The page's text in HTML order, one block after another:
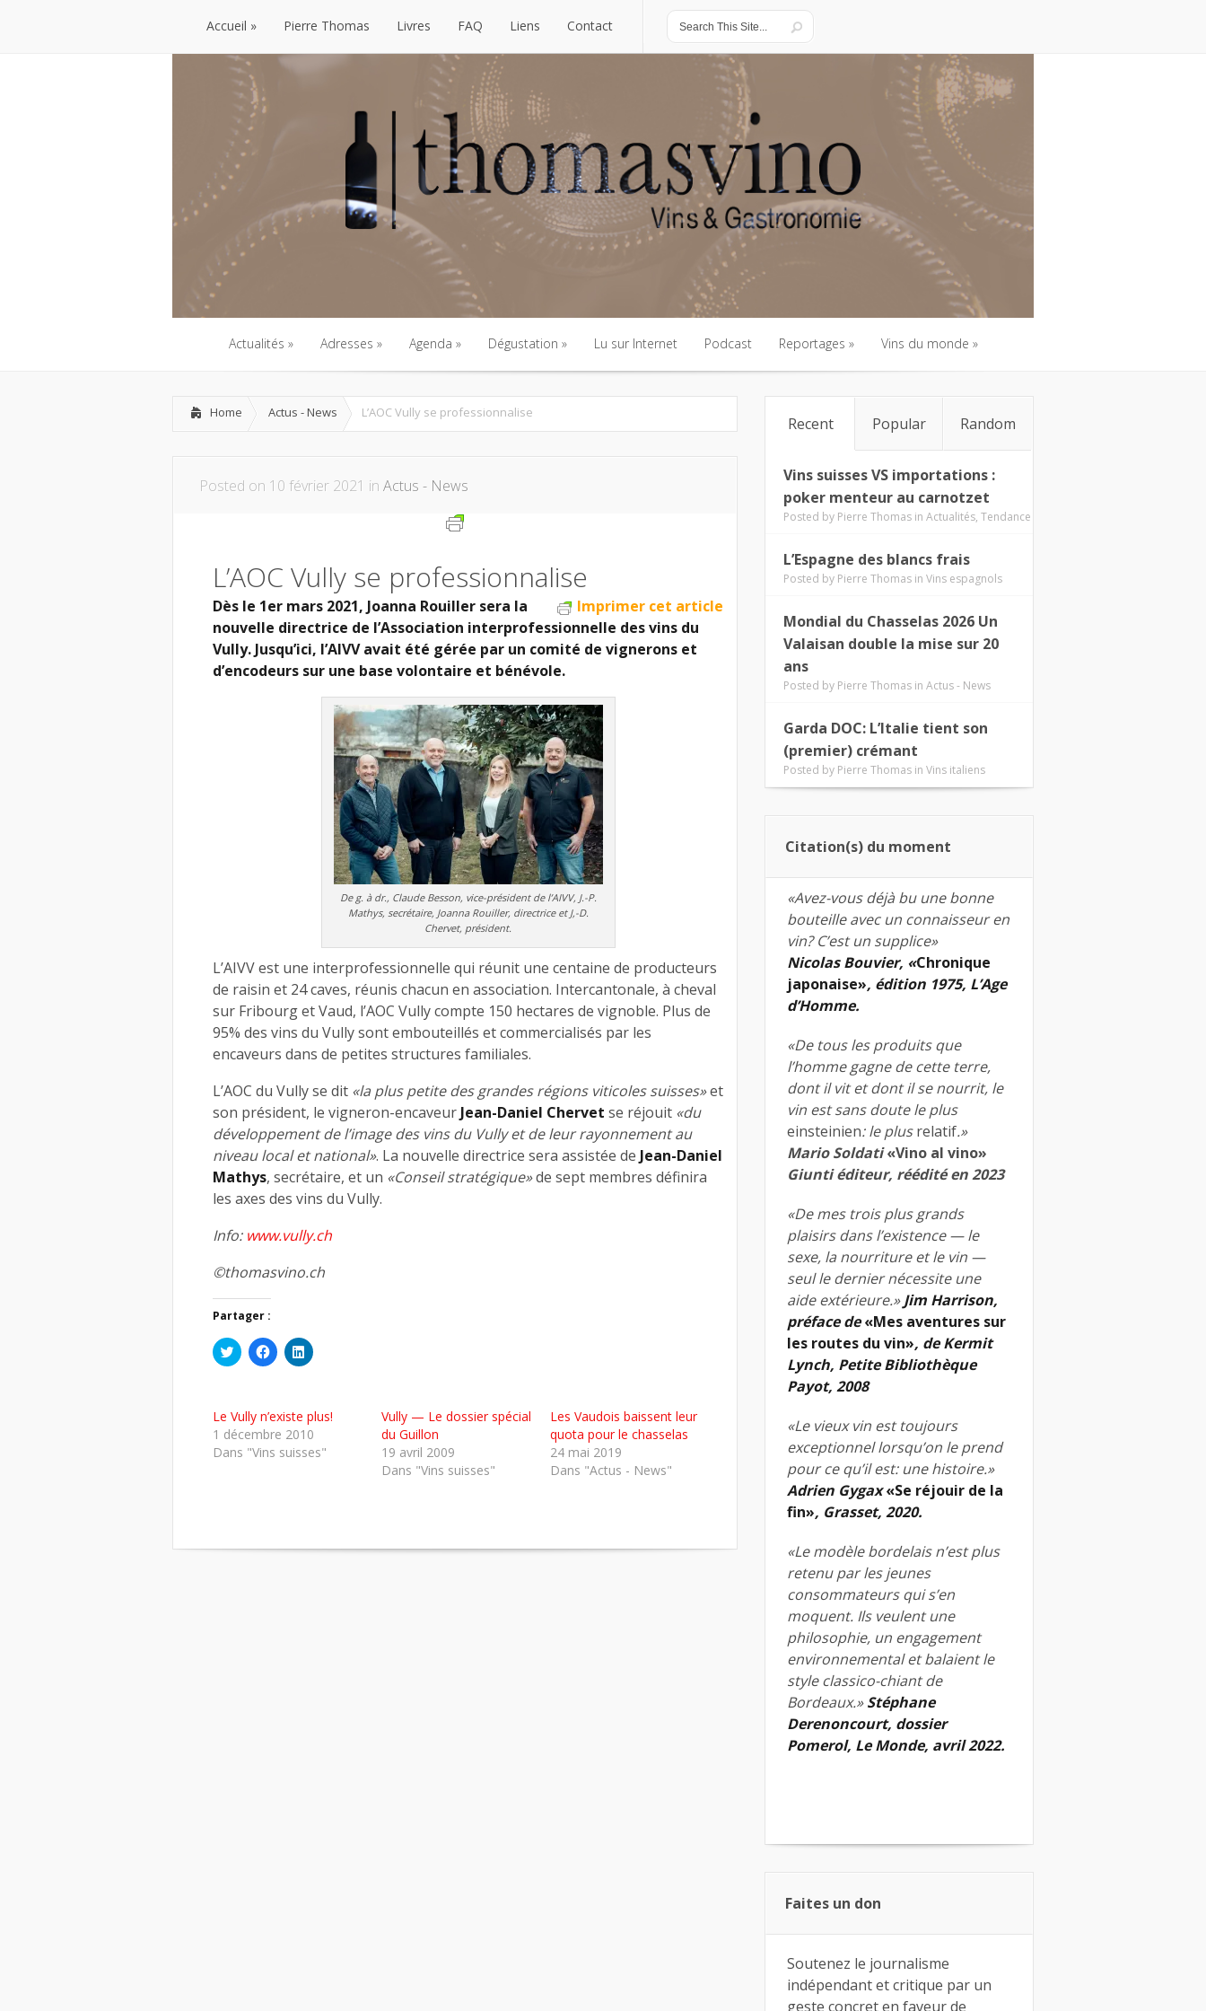
Accueil
Accueil
Pierre Thomas Livres FAQ Liens Contact
Actualités
Actualités
Adresses
Adresses
Agenda
Agenda
Dégustation
Dégustation
Lu sur Internet
Lu sur Internet
Podcast
Podcast
Reportages
Reportages
Vins du monde
Vins du monde
Home Actus - News L’AOC Vully se professionnalise
Posted on 10 février 2021 in Actus - News
L’AOC Vully se professionnalise
Imprimer cet article
Dès le 1er mars 2021, Joanna Rouiller sera la
nouvelle directrice de l’Association interprofessionnelle des vins du
Vully. Jusqu’ici, l’AIVV avait été gérée par un comité de vignerons et
d’encodeurs sur une base volontaire et bénévole.
De g. à dr., Claude Besson, vice-président de l’AIVV, J.-P.
Mathys, secrétaire, Joanna Rouiller, directrice et J,-D.
Chervet, président.
L’AIVV est une interprofessionnelle qui réunit une centaine de producteurs
de raisin et 24 caves, réunis chacun en association. Intercantonale, à cheval
sur Fribourg et Vaud, l’AOC Vully compte 150 hectares de vignoble. Plus de
95% des vins du Vully sont embouteillés et commercialisés par les
encaveurs dans de petites structures familiales.
L’AOC du Vully se dit «la plus petite des grandes régions viticoles suisses»et
son président, le vigneron-encaveur Jean-Daniel Chervet se réjouit «du
développement de l’image des vins du Vully et de leur rayonnement au
niveau local et national». La nouvelle directrice sera assistée de Jean-Daniel
Mathys, secrétaire, et un «Conseil stratégique»de sept membres définira
les axes des vins du Vully.
Info: www.vully.ch
©thomasvino.ch
Partager :
Cliquez
pour
dans
une
nouvelle
fenêtre)
Cliquez
pour
une
nouvelle
fenêtre)
Cliquez
pour
dans
une
nouvelle
fenêtre)
Le Vully n’existe plus!
1 décembre 2010
Dans "Vins suisses"
Vully — Le dossier spécial
du Guillon
19 avril 2009
Dans "Vins suisses"
Les Vaudois baissent leur
quota pour le chasselas
24 mai 2019
Dans "Actus - News"
Recent Popular Random
Vins suisses VS importations :
poker menteur au carnotzet
Posted by Pierre Thomas in Actualités, Tendance
L’Espagne des blancs frais
Posted by Pierre Thomas in Vins espagnols
Mondial du Chasselas 2026 Un
Valaisan double la mise sur 20
ans
Posted by Pierre Thomas in Actus - News
Garda DOC: L’Italie tient son
(premier) crémant
Posted by Pierre Thomas in Vins italiens
Citation(s) du moment
«Avez-vous déjà bu une bonne
bouteille avec un connaisseur en
vin? C’est un supplice»
Nicolas Bouvier, «Chronique
japonaise», édition 1975, L’Age
d’Homme.
«De tous les produits que
l’homme gagne de cette terre,
dont il vit et dont il se nourrit, le
vin est sans doute le plus
einsteinien: le plusrelatif.»
Mario Soldati«Vino al vino»
Giunti éditeur, réédité en 2023
«De mes trois plus grands
plaisirs dans l’existence — le
sexe, la nourriture et le vin —
seul le dernier nécessite une
aide extérieure.»Jim Harrison,
préface de«Mes aventures sur
les routes du vin», de Kermit
Lynch, Petite Bibliothèque
Payot, 2008
«Le vieux vin est toujours
exceptionnel lorsqu’on le prend
pour ce qu’il est: une histoire.»
Adrien Gygax«Se réjouir de la
fin», Grasset, 2020.
«Le modèle bordelais n’est plus
retenu par les jeunes
consommateurs qui s’en
moquent. Ils veulent une
philosophie, un engagement
environnemental et balaient le
style classico-chiant de
Bordeaux.»Stéphane
Derenoncourt, dossier
Pomerol, Le Monde, avril 2022.
Faites un don
Soutenez le journalisme
indépendant et critique par un
geste concret en faveur de